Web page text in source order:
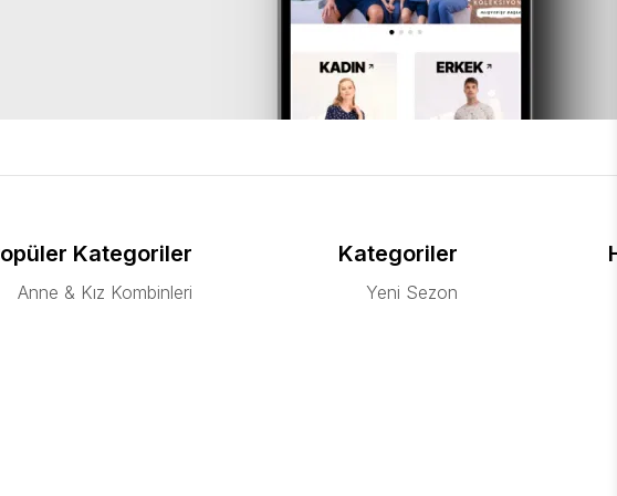
Kategoriler
Anne & Kız Kombinleri
Kategoriler
Yeni Sezon